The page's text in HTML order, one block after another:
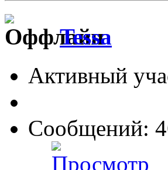
Tessa
Активный
Сообщений: